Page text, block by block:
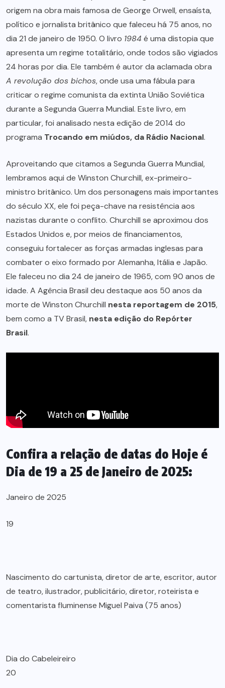
origem na obra mais famosa de George Orwell, ensaísta,
político e jornalista britânico que faleceu há 75 anos, no
dia 21 de janeiro de 1950. O livro 1984 é uma distopia que
apresenta um regime totalitário, onde todos são vigiados
24 horas por dia. Ele também é autor da aclamada obra
A revolução dos bichos, onde usa uma fábula para
criticar o regime comunista da extinta União Soviética
durante a Segunda Guerra Mundial. Este livro, em
particular, foi analisado nesta edição de 2014 do
programa Trocando em miúdos, da Rádio Nacional.
Aproveitando que citamos a Segunda Guerra Mundial,
lembramos aqui de Winston Churchill, ex-primeiro-
ministro britânico. Um dos personagens mais importantes
do século XX, ele foi peça-chave na resistência aos
nazistas durante o conflito. Churchill se aproximou dos
Estados Unidos e, por meios de financiamentos,
conseguiu fortalecer as forças armadas inglesas para
combater o eixo formado por Alemanha, Itália e Japão.
Ele faleceu no dia 24 de janeiro de 1965, com 90 anos de
idade. A Agência Brasil deu destaque aos 50 anos da
morte de Winston Churchill nesta reportagem de 2015,
bem como a TV Brasil, nesta edição do Repórter
Brasil.
Confira a relação de datas do Hoje é
Dia de 19 a 25 de Janeiro de 2025:
Janeiro de 2025
19
Nascimento do cartunista, diretor de arte, escritor, autor
de teatro, ilustrador, publicitário, diretor, roteirista e
comentarista fluminense Miguel Paiva (75 anos)
Dia do Cabeleireiro
20